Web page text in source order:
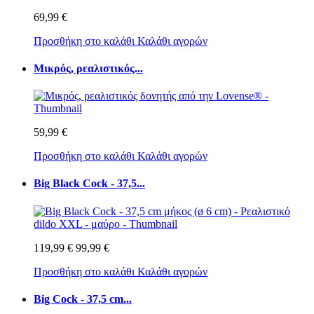
69,99 €
Προσθήκη στο καλάθι Καλάθι αγορών
Μικρός, ρεαλιστικός...
59,99 €
Προσθήκη στο καλάθι Καλάθι αγορών
Big Black Cock - 37,5...
119,99 € 99,99 €
Προσθήκη στο καλάθι Καλάθι αγορών
Big Cock - 37,5 cm...